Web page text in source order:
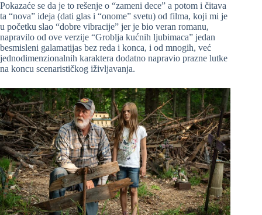
Pokazaće se da je to rešenje o “zameni dece” a potom i čitava
ta “nova” ideja (dati glas i “onome” svetu) od filma, koji mi je
u početku slao “dobre vibracije” jer je bio veran romanu,
napravilo od ove verzije “Groblja kućnih ljubimaca” jedan
besmisleni galamatijas bez reda i konca, i od mnogih, već
jednodimenzionalnih karaktera dodatno napravio prazne lutke
na koncu scenarističkog iživljavanja.